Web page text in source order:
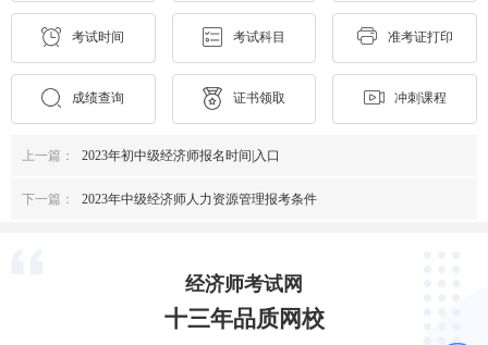
考试时间 考试科目 准考证打印
成绩查询 证书领取 冲刺课程
上一篇： 2023年初中级经济师报名时间|入口
下一篇： 2023年中级经济师人力资源管理报考条件
经济师考试网
十三年品质网校